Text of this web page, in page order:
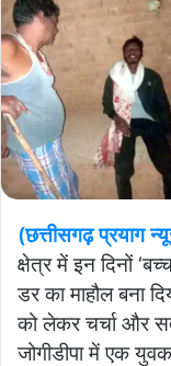
(छत्तीसगढ़ प्रयाग
क्षेत्र में इन दिनों
डर का माहौल बना
को लेकर चर्चा और
जोगीडीपा में एक